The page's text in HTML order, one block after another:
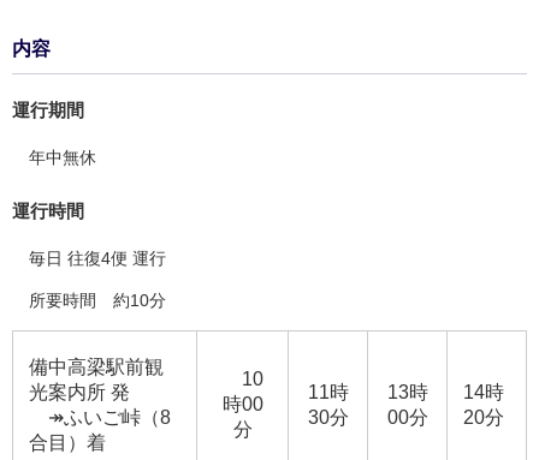
内容
運行期間
年中無休
運行時間
毎日 往復4便 運行
所要時間 約10分
備中高梁駅前観
光案内所 発
↠ふいご峠（8
合目）着
10
時00
分
11時
30分
13時
00分
14時
20分